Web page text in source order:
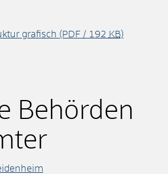
grafisch (PDF / 192 KB)
Behörden